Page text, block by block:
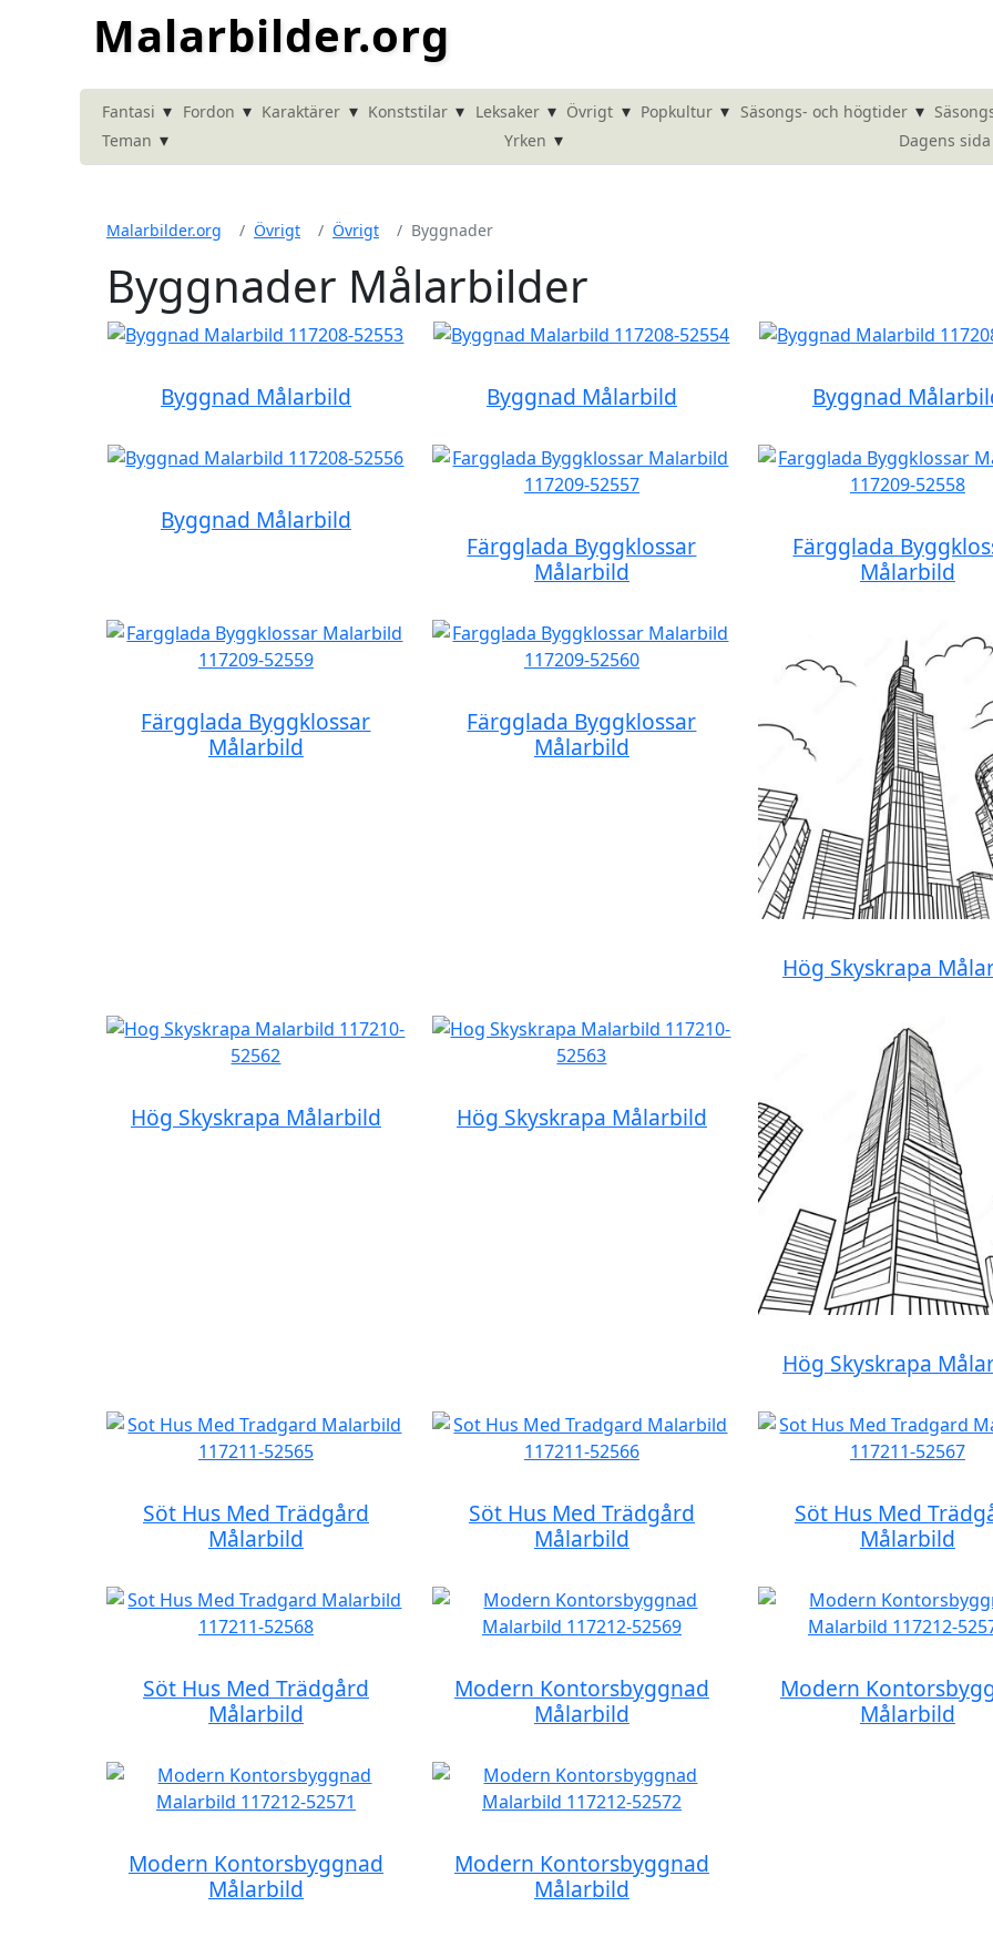
Malarbilder.org
Fantasi ▾ Fordon ▾ Karaktärer ▾ Konststilar ▾ Leksaker ▾ Övrigt ▾ Popkultur ▾ Säsongs- och högtider ▾
Teman ▾ Yrken ▾ Dagens sida
Malarbilder.org Övrigt Övrigt Byggnader
Byggnader Målarbilder
Byggnad Målarbild Byggnad Målarbild Byggnad
Byggnad Målarbild
Färgglada Byggklossar
Målarbild
Färgglada
Målarbild
Färgglada Byggklossar
Målarbild
Färgglada Byggklossar
Målarbild
Hög Skyskrapa
Hög Skyskrapa Målarbild Hög Skyskrapa Målarbild
Hög Skyskrapa
Söt Hus Med Trädgård
Målarbild
Söt Hus Med Trädgård
Målarbild
Söt Hus Med
Målarbild
Söt Hus Med Trädgård
Målarbild
Modern Kontorsbyggnad
Målarbild
Modern
Målarbild
Modern Kontorsbyggnad
Målarbild
Modern Kontorsbyggnad
Målarbild